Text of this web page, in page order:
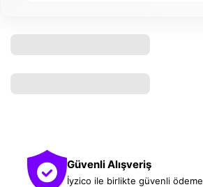
Güvenli Alışveriş
İyzico ile birlikte güvenli ödeme